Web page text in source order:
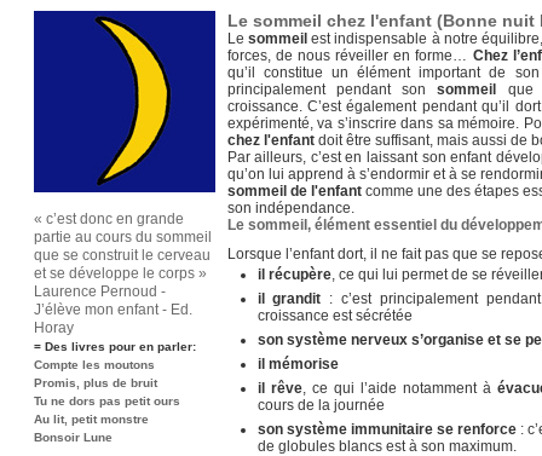
« c’est donc en grande
partie au cours du sommeil
que se construit le cerveau
et se développe le corps »
Laurence Pernoud -
J’élève mon enfant - Ed.
Horay
= Des livres pour en parler:
Compte les moutons
Promis, plus de bruit
Tu ne dors pas petit ours
Au lit, petit monstre
Bonsoir Lune
Le sommeil chez l'enfant (Bonne nuit
Le sommeil est indispensable à notre
forces, de nous réveiller en forme… Chez
qu’il constitue un élément important de
principalement pendant sonsommeil
que
croissance. C’est également pendant qu’il
expérimenté, va s’inscrire dans sa mémoire.
chez l'enfantdoit être suffisant, mais aussi de
Par ailleurs, c’est en laissant son enfant
qu’on lui apprend à s’endormir et à se
sommeil de l'enfantcomme une des étapes
son indépendance.
Le sommeil, élément essentiel du
Lorsque l’enfant dort, il ne fait pas que se
il récupère, ce qui lui permet de se
il grandit : c’est principalement
croissance est sécrétée
son système nerveux s’organise et se
il mémorise
il rêve, ce qui l’aide notamment à
cours de la journée
son système immunitaire se renforce:
de globules blancs est à son maximum.